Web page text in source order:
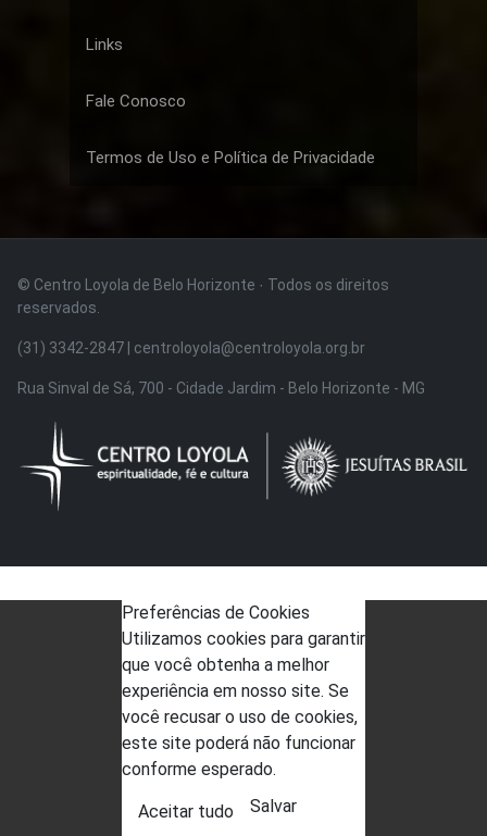
Links
Fale Conosco
Termos de Uso e Política de Privacidade
© Centro Loyola de Belo Horizonte · Todos os direitos
reservados.
(31) 3342-2847 | centroloyola@centroloyola.org.br
Rua Sinval de Sá, 700 - Cidade Jardim - Belo Horizonte - MG
Preferências de Cookies
Utilizamos cookies para garantir
que você obtenha a melhor
experiência em nosso site. Se
você recusar o uso de cookies,
este site poderá não funcionar
conforme esperado.
Aceitar tudo Salvar